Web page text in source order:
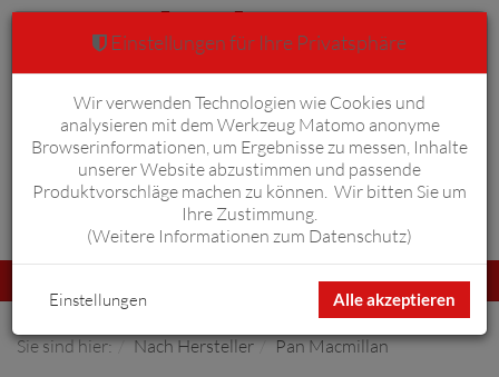
Anmelden Warenkorb 0
umschalten
Sie sind hier: Nach Hersteller
Pan Macmillan
Einstellungen für Ihre Privatsphäre
Wir verwenden Technologien wie Cookies und
analysieren mit dem Werkzeug Matomo anonyme
Browserinformationen, um Ergebnisse zu messen, Inhalte
unserer Website abzustimmen und passende
Produktvorschläge machen zu können. Wir bitten Sie um
Ihre Zustimmung.
(Weitere Informationen zum Datenschutz)
Alle akzeptieren
Einstellungen